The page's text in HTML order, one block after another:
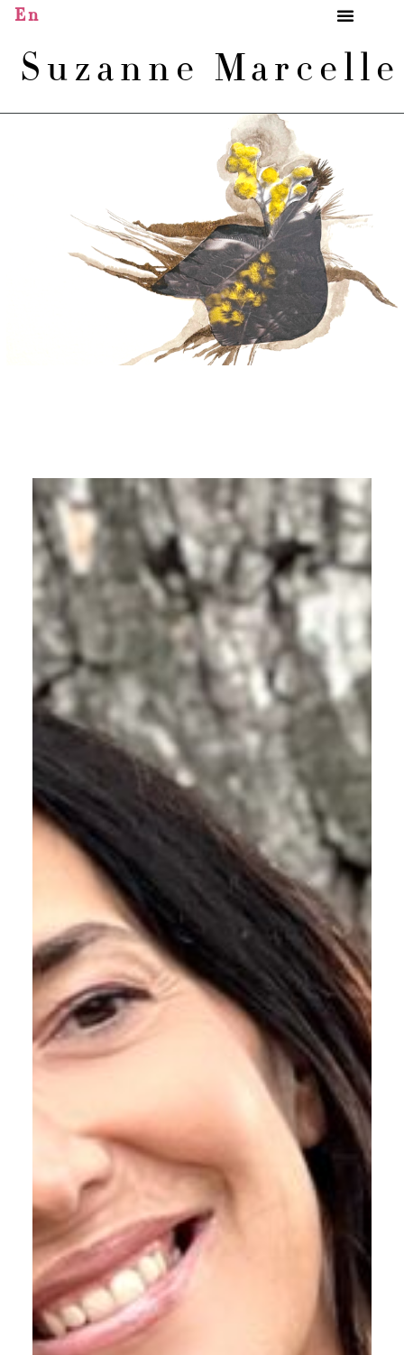
Suzanne
En